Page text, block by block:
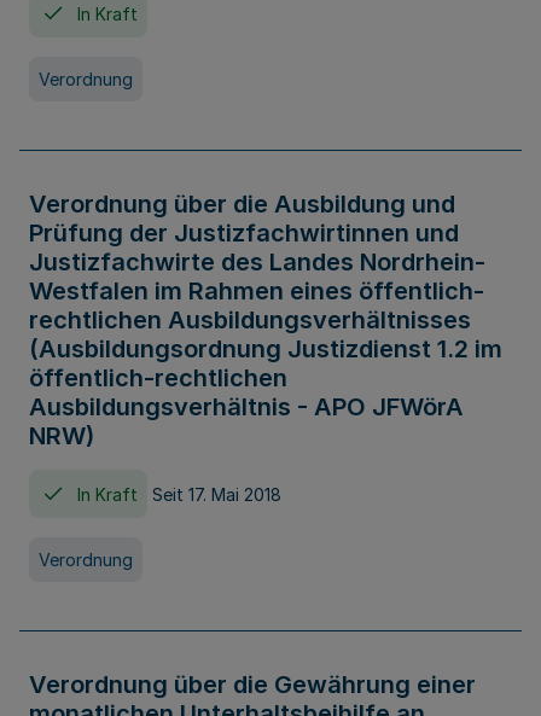
In Kraft
Verordnung
Verordnung über die Ausbildung und
Prüfung der Justizfachwirtinnen und
Justizfachwirte des Landes Nordrhein-
Westfalen im Rahmen eines öffentlich-
rechtlichen Ausbildungsverhältnisses
(Ausbildungsordnung Justizdienst 1.2 im
öffentlich-rechtlichen
Ausbildungsverhältnis - APO JFWörA
NRW)
In Kraft Seit 17. Mai 2018
Verordnung
Verordnung über die Gewährung einer